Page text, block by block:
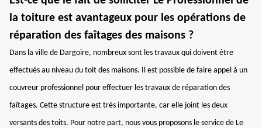
la toiture est avantageux pour les opérations de
réparation des faîtages des maisons ?
Dans la ville de Dargoire, nombreux sont les travaux qui doivent être
effectués au niveau du toit des maisons. Il est possible de faire appel à un
couvreur professionnel pour effectuer les travaux de réparation des
faîtages. Cette structure est très importante, car elle joint les deux
versants des toits. Pour notre part, nous vous proposons le service de Le